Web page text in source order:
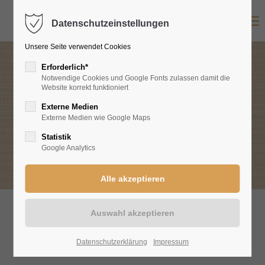
Login
Benutzername
Passwort
Lost your password?
Support
Speisen & Weine
Aktuelle Karten
Datenschutzeinstellungen
Unsere Seite verwendet Cookies
Erforderlich*
Notwendige Cookies und Google Fonts zulassen damit die
Website korrekt funktioniert
Externe Medien
Externe Medien wie Google Maps
Statistik
Google Analytics
Datenschutzerklärung Impressum